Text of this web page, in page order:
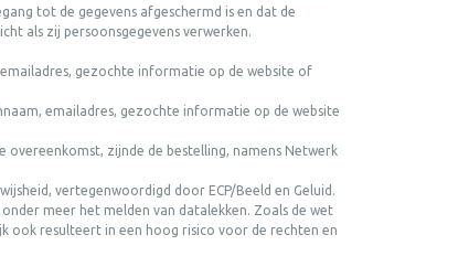
tot de gegevens afgeschermd is en dat de
als zij persoonsgegevens verwerken.
gezochte informatie op de website of
emailadres, gezochte informatie op de website
overeenkomst, zijnde de bestelling, namens Netwerk
vertegenwoordigd door ECP/Beeld en Geluid.
meer het melden van datalekken. Zoals de wet
ook resulteert in een hoog risico voor de rechten en